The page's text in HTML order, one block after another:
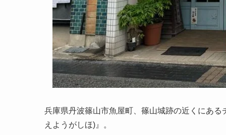
兵庫県丹波篠山市魚屋町、篠山城跡の近くにあ
えようがしほ)』。